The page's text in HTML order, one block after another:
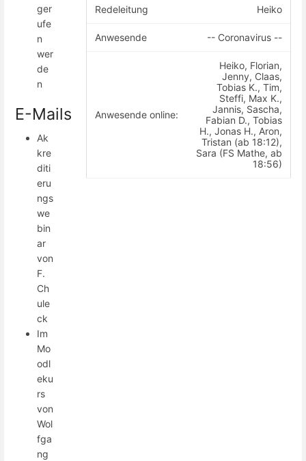
Redeleitung Heiko
Anwesende -- Coronavirus --
Anwesende online:
Heiko, Florian,
Jenny, Claas,
Tobias K., Tim,
Steffi, Max K.,
Jannis, Sascha,
Fabian D., Tobias
H., Jonas H., Aron,
Tristan (ab 18:12),
Sara (FS Mathe, ab
18:56)
ger
ufe
n
wer
de
n
E-Mails
Ak
kre
diti
eru
ngs
we
bin
ar
von
F.
Ch
ule
ck
Im
Mo
odl
eku
rs
von
Wol
fga
ng